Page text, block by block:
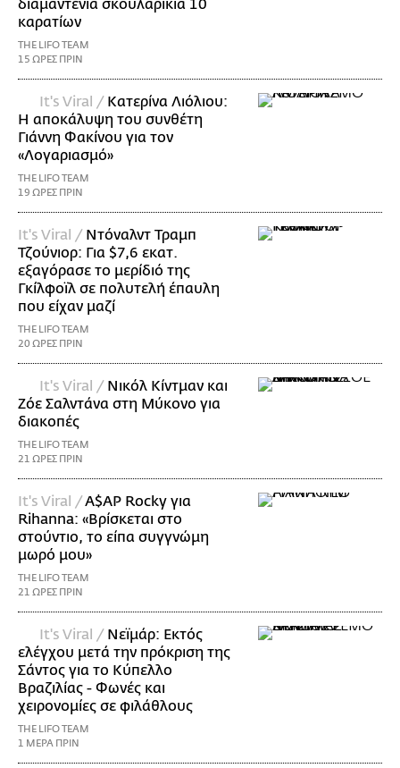
διαμαντένια σκουλαρίκια 10
καρατίων
THE LIFO TEAM
15 ΩΡΕΣ ΠΡΙΝ
It's Viral / Κατερίνα Λιόλιου:
Η αποκάλυψη του συνθέτη
Γιάννη Φακίνου για τον
«Λογαριασμό»
THE LIFO TEAM
19 ΩΡΕΣ ΠΡΙΝ
It's Viral / Ντόναλντ Τραμπ
Τζούνιορ: Για $7,6 εκατ.
εξαγόρασε το μερίδιό της
Γκίλφοϊλ σε πολυτελή έπαυλη
που είχαν μαζί
THE LIFO TEAM
20 ΩΡΕΣ ΠΡΙΝ
It's Viral / Νικόλ Κίντμαν και
Ζόε Σαλντάνα στη Μύκονο για
διακοπές
THE LIFO TEAM
21 ΩΡΕΣ ΠΡΙΝ
It's Viral /A$AP Rocky για
Rihanna: «Βρίσκεται στο
στούντιο, το είπα συγγνώμη
μωρό μου»
THE LIFO TEAM
21 ΩΡΕΣ ΠΡΙΝ
It's Viral / Νεϊμάρ: Εκτός
ελέγχου μετά την πρόκριση της
Σάντος για το Κύπελλο
Βραζιλίας - Φωνές και
χειρονομίες σε φιλάθλους
THE LIFO TEAM
1 ΜΕΡΑ ΠΡΙΝ